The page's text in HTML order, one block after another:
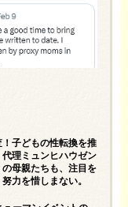
子どもの性転換を推
理ミュンヒハウゼン
母親たちも、注目を
力を惜しまない。